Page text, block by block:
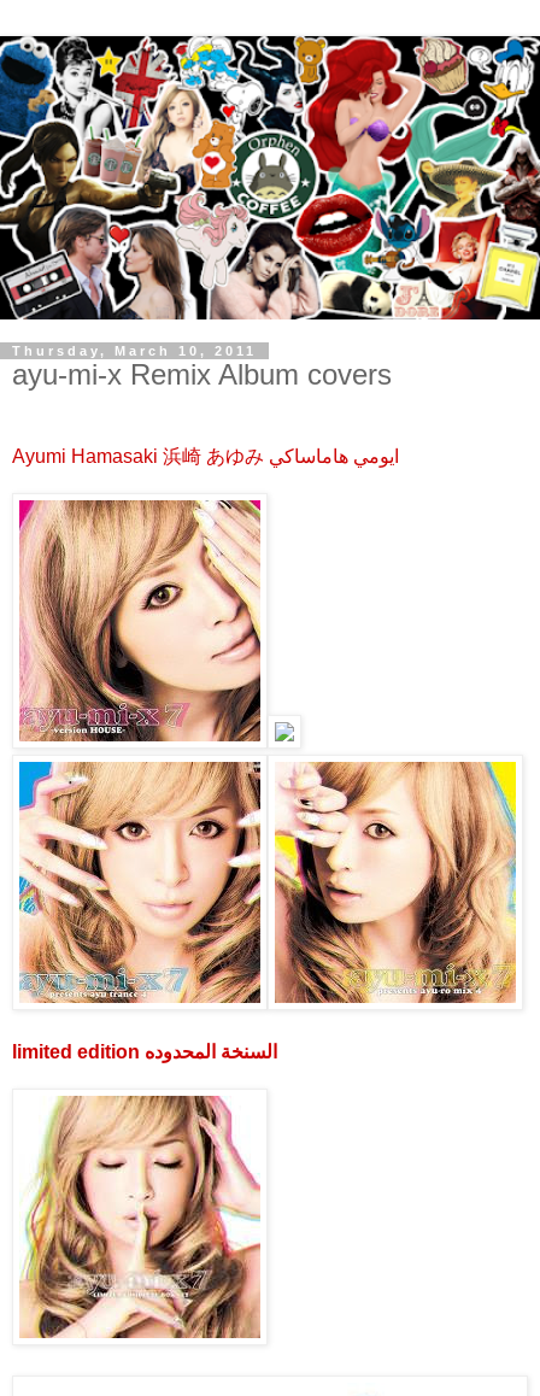
Thursday, March 10, 2011
ayu-mi-x Remix Album covers
Ayumi Hamasaki 浜崎 あゆみ ايومي هاماساكي
limited edition السنخة المحدوده